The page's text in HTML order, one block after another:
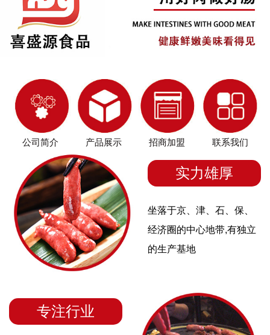
公司简介 产品展示 招商加盟 联系我们
实力雄厚
坐落于京、津、石、保、
经济圈的中心地带,有独立
的生产基地
专注行业